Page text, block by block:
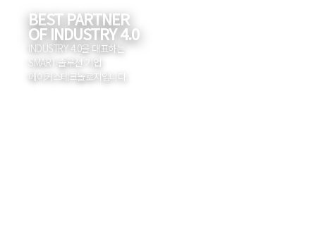
BEST PARTNER
OF INDUSTRY 4.0
INDUSTRY 4.0을 대표하는
SMART 솔루션 기업
메이커스테크놀로지입니다.